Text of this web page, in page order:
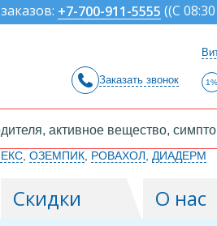
+7-700-911-5555 ((С
Заказать звонок 1%
ОЗЕМПИК РОВАХОЛ ДИАДЕРМ
Скидки О нас